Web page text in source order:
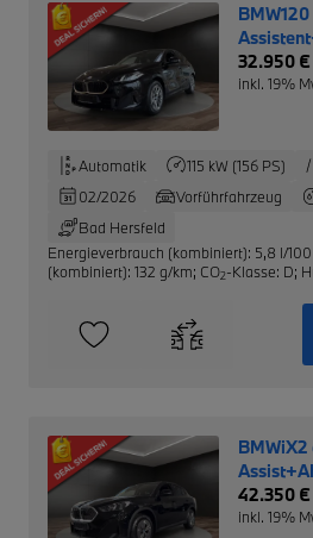
NP:
32.950 €
inkl. 19%
Automatik 115 kW (156 PS)
02/2026
Vorführfahrzeug
Bad Hersfeld
Energieverbrauch (kombiniert): 5,8 l/
(kombiniert): 132 g/km; CO2-Klasse: D;
NP:
42.350 €
inkl. 19%